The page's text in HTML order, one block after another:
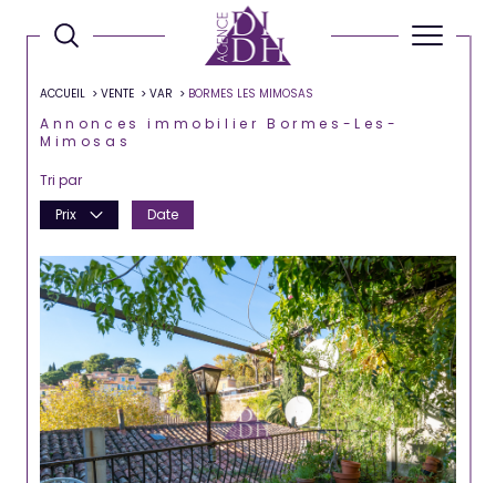
ACCUEIL VENTE VAR BORMES LES MIMOSAS
Annonces immobilier Bormes-Les-
Mimosas
Tri par
Prix
Date